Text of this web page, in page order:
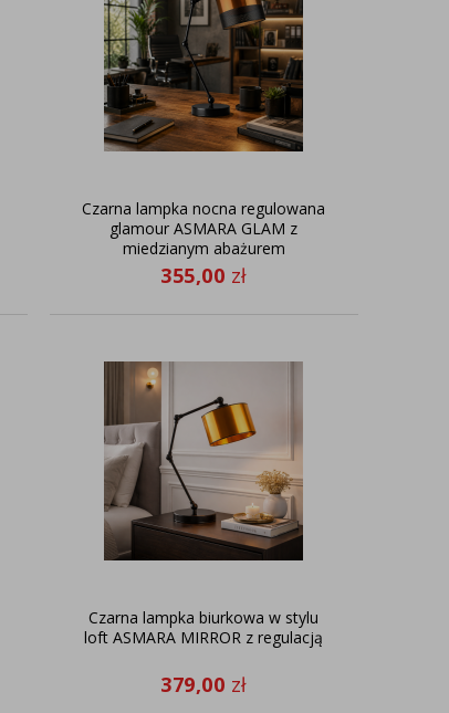
Czarna lampka nocna regulowana
glamour ASMARA GLAM z
miedzianym abażurem
355,00 zł
Czarna lampka biurkowa w stylu
loft ASMARA MIRROR z regulacją
379,00 zł